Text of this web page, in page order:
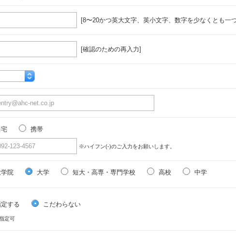
[8〜20かつ英大文字、英小文字、数字を少なくとも一
[確認のための再入力]
宅 携帯
※ハイフン(-)のご入力をお願いします。
学院 大学 短大・高専・専門学校 高校 中学
する こだわらない
定可